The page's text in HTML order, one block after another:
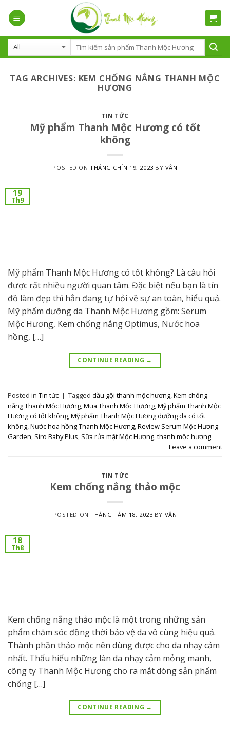
TAG ARCHIVES: KEM CHỐNG NẮNG THANH MỘC
HƯƠNG
TIN TỨC
Mỹ phẩm Thanh Mộc Hương có tốt
không
POSTED ONTHÁNG CHÍN 19, 2023 BY VÂN
19
Th9
Mỹ phẩm Thanh Mộc Hương có tốt không? Là câu hỏi
được rất nhiều người quan tâm. Đặc biệt nếu bạn là tín
đồ làm đẹp thì hẳn đang tự hỏi về sự an toàn, hiểu quả.
Mỹ phẩm dưỡng da Thanh Mộc Hương gồm: Serum
Mộc Hương, Kem chống nắng Optimus, Nước hoa
hồng, […]
CONTINUE READING →
Posted in Tin tức | Tagged dầu gội thanh mộc hương,Kem chống
nắng Thanh Mộc Hương,Mua Thanh Mộc Hương,Mỹ phẩm Thanh Mộc
Hương có tốt không,Mỹ phẩm Thanh Mộc Hương dưỡng da có tốt
không,Nước hoa hồng Thanh Mộc Hương,Review Serum Mộc Hương
Garden, Siro Baby Plus, Sữa rửa mặt Mộc Hương,thanh mộc hương
Leave a comment
TIN TỨC
Kem chống nắng thảo mộc
POSTED ONTHÁNG TÁM 18, 2023 BY VÂN
18
Th8
Kem chống nắng thảo mộc là một trong những sản
phẩm chăm sóc đồng thời bảo vệ da vô cùng hiệu quả.
Thành phần thảo mộc nên dùng được cho da nhạy cảm
nhất. Thấu hiểu những làn da nhạy cảm mỏng manh,
công ty Thanh Mộc Hương cho ra mắt dòng sản phẩm
chống […]
CONTINUE READING →